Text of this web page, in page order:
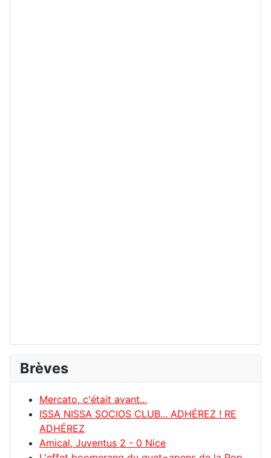
Brèves
Mercato, c'était avant...
ISSA NISSA SOCIOS CLUB... ADHÉREZ ! RE
ADHÉREZ
Amical, Juventus 2 - 0 Nice